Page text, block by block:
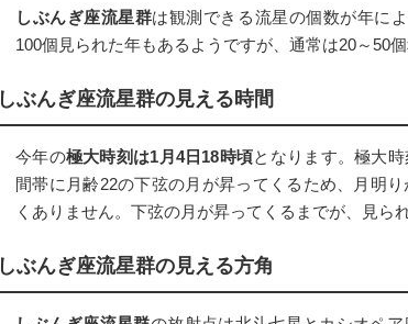
しぶんぎ座流星群は観測できる流星の個数が年に
100個見られた年もあるようですが、通常は20～50個
しぶんぎ座流星群の見える時間
今年の極大時刻は1月4日18時頃となります。極大
間帯に月齢22の下弦の月が昇ってくるため、月明
くありません。下弦の月が昇ってくるまでが、見ら
しぶんぎ座流星群の見える方角